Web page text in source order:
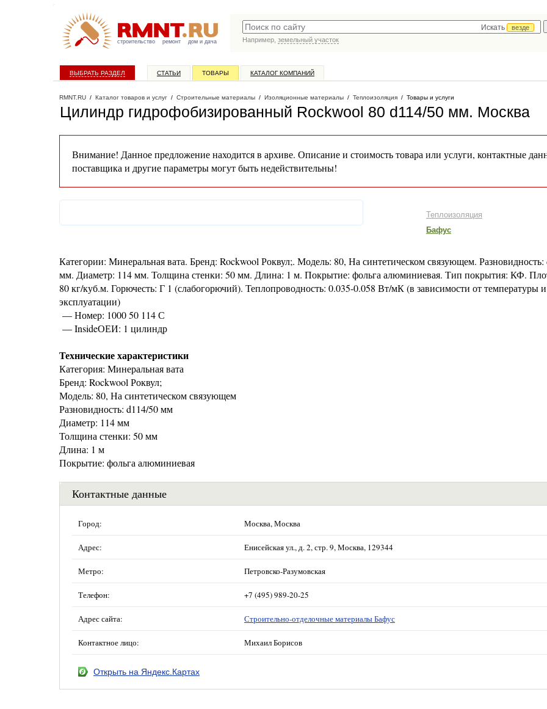
строительство ремонт дом и дача
Искать
везде
Например, земельный участок
ВЫБРАТЬ РАЗДЕЛ СТАТЬИ ТОВАРЫ КАТАЛОГ КОМПАНИЙ
RMNT.RU / Каталог товаров и услуг / Строительные материалы / Изоляционные материалы / Теплоизоляция / Товары и услуги
Цилиндр гидрофобизированный Rockwool 80 d114/50 мм. Москва
Внимание! Данное предложение находится в архиве. Описание и стоимость товара или услуги, контактные
поставщика и другие параметры могут быть недействительны!
Теплоизоляция
Бафус
Категории: Минеральная вата. Бренд: Rockwool Роквул;. Модель: 80, На синтетическом связующем. Разновидность:
мм. Диаметр: 114 мм. Толщина стенки: 50 мм. Длина: 1 м. Покрытие: фольга алюминиевая. Тип покрытия: КФ.
80 кг/куб.м. Горючесть: Г 1 (слабогорючий). Теплопроводность: 0.035-0.058 Вт/мК (в зависимости от температуры
эксплуатации)
— Номер: 1000 50 114 С
— InsideОЕИ: 1 цилиндр
Технические характеристики
Категория: Минеральная вата
Бренд: Rockwool Роквул;
Модель: 80, На синтетическом связующем
Разновидность: d114/50 мм
Диаметр: 114 мм
Толщина стенки: 50 мм
Длина: 1 м
Покрытие: фольга алюминиевая
Контактные данные
Город: Москва, Москва
Адрес: Енисейская ул., д. 2, стр. 9, Москва, 129344
Метро: Петровско-Разумовская
Телефон: +7 (495) 989-20-25
Адрес сайта: Строительно-отделочные материалы Бафус
Контактное лицо: Михаил Борисов
Открыть на Яндекс.Картах